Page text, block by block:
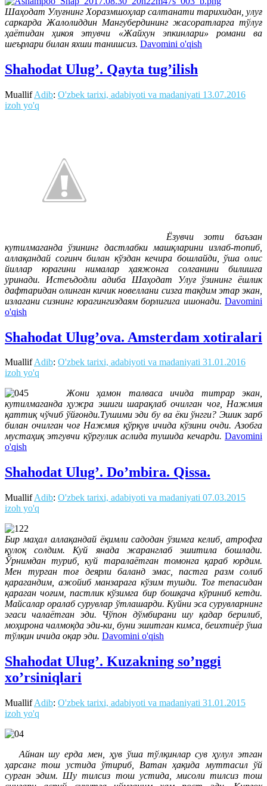
Шаҳодат Улуғнинг Хоразмшоҳлар салтанати тарихидан, улуғ
саркарда Жалолиддин Мангубердининг жасоратларга тўлуғ
ҳаётидан ҳикоя этувчи «Жайхун эпкинлари» романи ва
шеърлари билан яхши танишсиз. Davomini o'qish
Shahodat Ulug’. Qayta tug’ilish
MuallifAdib: O'zbek tarixi, adabiyoti va madaniyati 13.07.2016
izoh yo'q
Ёзувчи зоти баъзан
кутилмаганда ўзининг дастлабки машқларини излаб-топиб,
аллақандай соғинч билан кўздан кечира бошлайди, ўша олис
йиллар юрагини нималар ҳаяжонга солганини билишга
уринади. Истеъдодли адиба Шаҳодат Улуғ ўзининг ёшлик
дафтаридан олинган кичик новеллани сизга тақдим этар экан,
излагани сизнинг юрагингиздаям борлигига ишонади. Davomini
o'qish
Shahodat Ulug’ova. Amsterdam xotiralari
MuallifAdib: O'zbek tarixi, adabiyoti va madaniyati 31.01.2016
izoh yo'q
Жони ҳамон талваса ичида титрар экан,
кутилмаганда ҳужра эшиги шарақлаб очилган чоғ, Нажмия
қаттиқ чўчиб ўйғонди.Тушими эди бу ва ёки ўнгги? Эшик зарб
билан очилган чоғ Нажмия қўрқув ичида кўзини очди. Азобга
мустаҳиқ этгувчи кўргулик аслида тушида кечарди. Davomini
o'qish
Shahodat Ulug’. Do’mbira. Qissa.
MuallifAdib: O'zbek tarixi, adabiyoti va madaniyati 07.03.2015
izoh yo'q
Бир маҳал аллақандай ёқимли садодан ўзимга келиб, атрофга
қулоқ солдим. Куй янада жаранглаб эшитила бошлади.
Ўрнимдан туриб, куй таралаётган томонга қараб юрдим.
Мен турган тоғ деярли баланд эмас, пастга разм солиб
қарагандим, ажойиб манзарага кўзим тушди. Тоғ тепасидан
қараган чоғим, пастлик кўзимга бир бошқача кўриниб кетди.
Майсалар оралаб сурувлар ўтлашарди. Куйни эса сурувларнинг
эгаси чалаётган эди. Чўпон дўмбирани шу қадар берилиб,
моҳирона чалмоқда эди-ки, буни эшитган кимса, беихтиёр ўша
тўлқин ичида оқар эди. Davomini o'qish
Shahodat Ulug’. Kuzakning so’nggi
xo’rsiniqlari
MuallifAdib: O'zbek tarixi, adabiyoti va madaniyati 31.01.2015
izoh yo'q
Айнан шу ерда мен, ҳув ўша тўлқинлар сув ҳулул этган
ҳарсанг тош устида ўтириб, Ватан ҳақида муттасил ўй
сурган эдим. Шу тилсиз тош устида, мисоли тилсиз тош